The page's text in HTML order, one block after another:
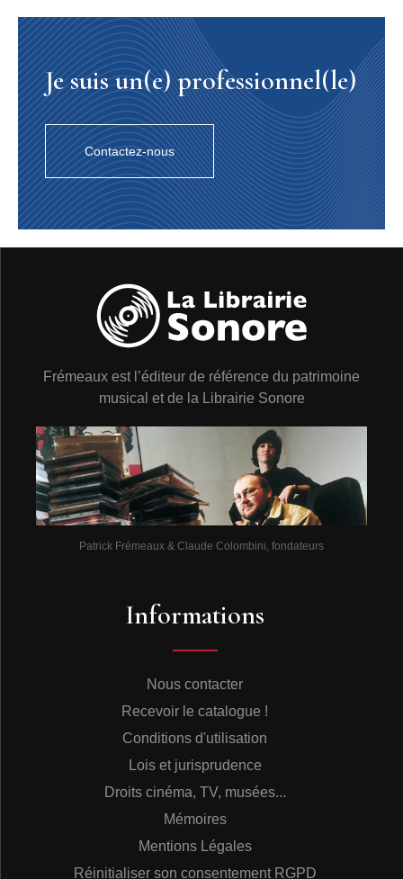
Je suis un(e) professionnel(le)
Contactez-nous
Frémeaux est l’éditeur de référence du patrimoine
musical et de la Librairie Sonore
Patrick Frémeaux & Claude Colombini, fondateurs
Informations
Nous contacter
Recevoir le catalogue !
Conditions d'utilisation
Lois et jurisprudence
Droits cinéma, TV, musées...
Mémoires
Mentions Légales
Réinitialiser son consentement RGPD